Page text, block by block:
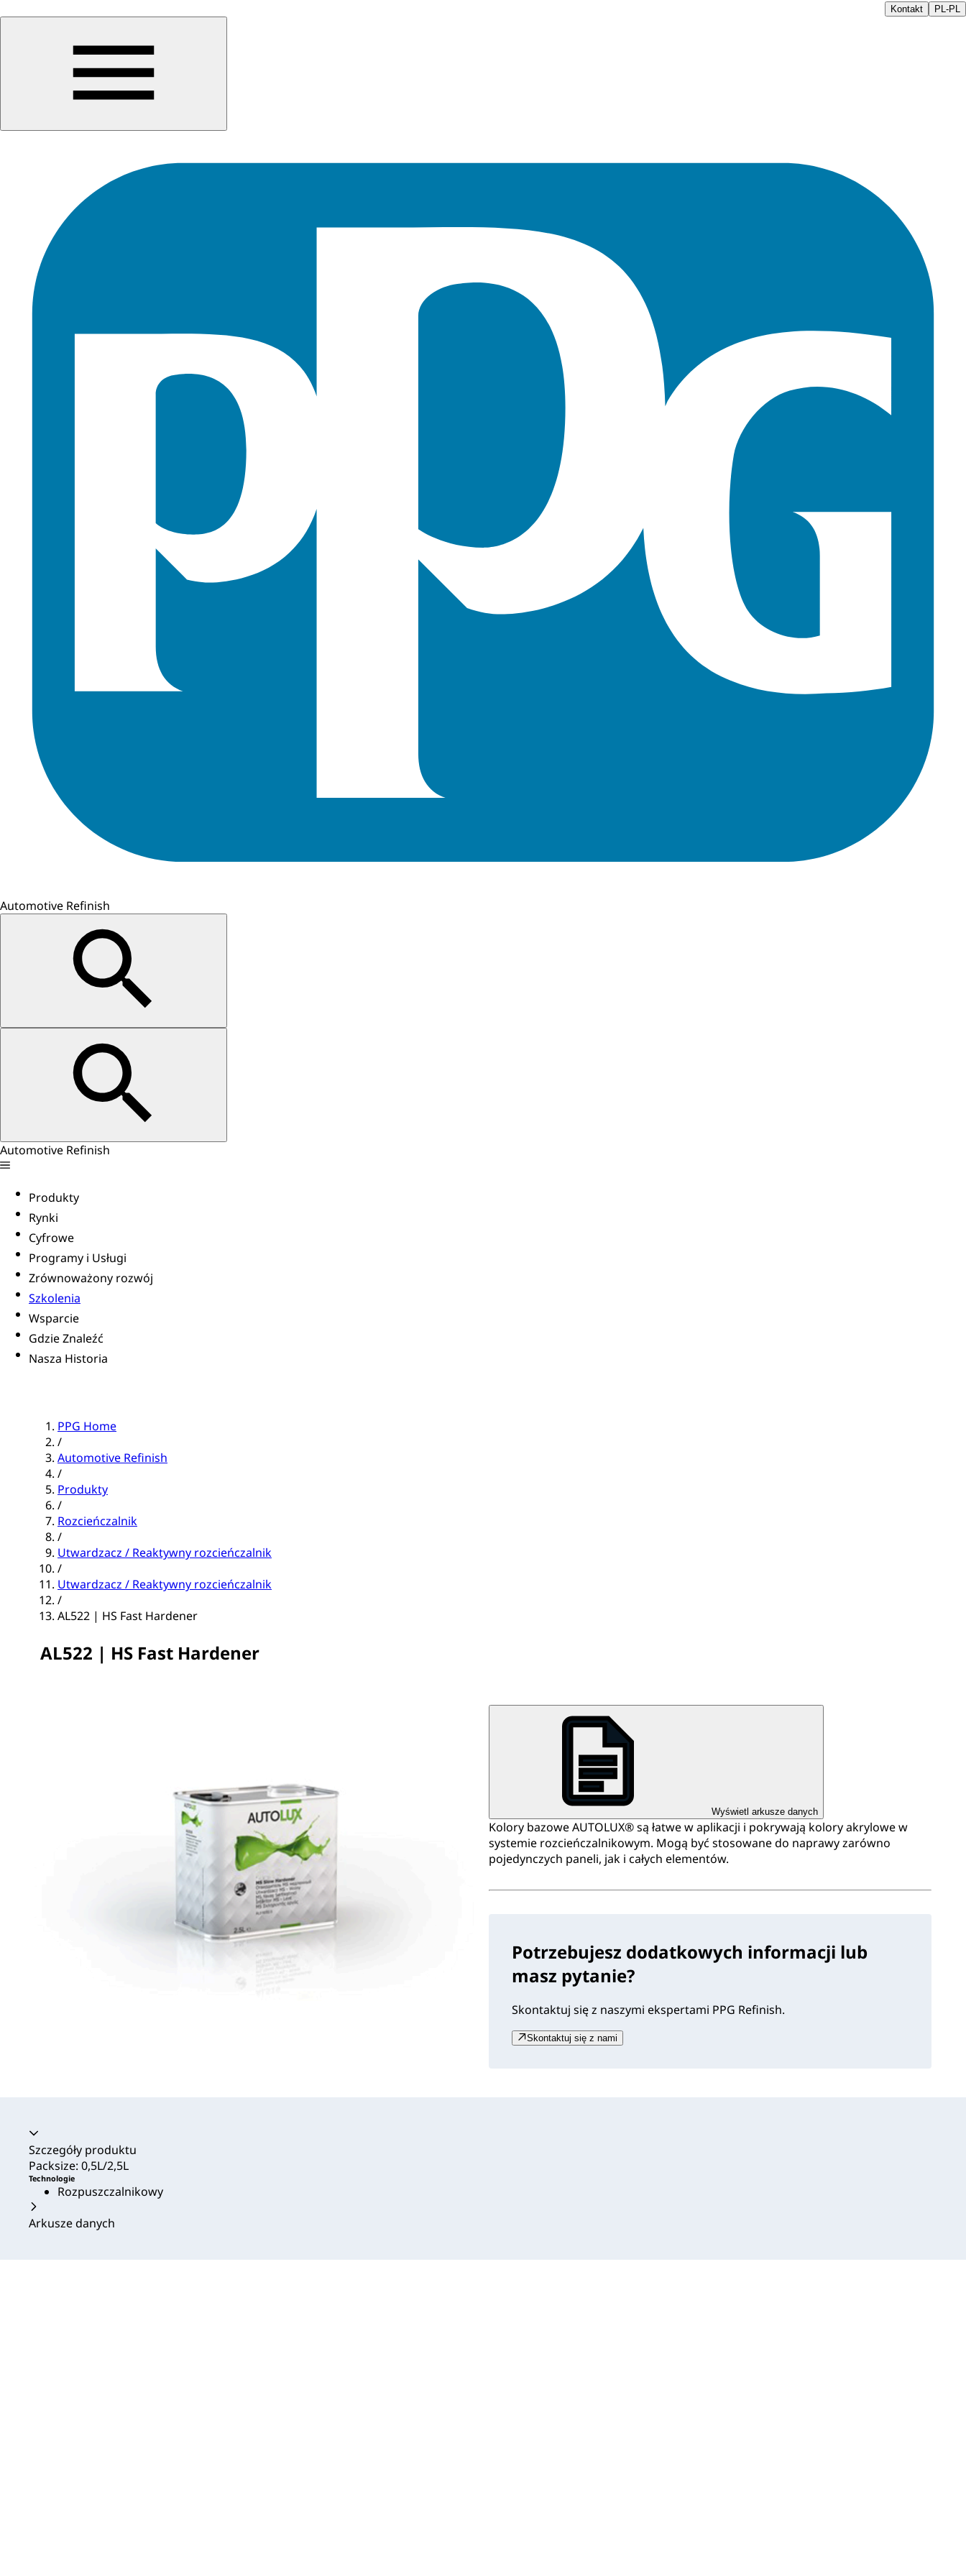
Kontakt PL-PL
Automotive Refinish
Automotive Refinish
Produkty
Rynki
Cyfrowe
Programy i Usługi
Zrównoważony rozwój
Szkolenia
Wsparcie
Gdzie Znaleźć
Nasza Historia
PPG Home
/
Automotive Refinish
/
Produkty
/
Rozcieńczalnik
/
Utwardzacz / Reaktywny rozcieńczalnik
/
Utwardzacz / Reaktywny rozcieńczalnik
/
AL522 | HS Fast Hardener
AL522 | HS Fast Hardener
Wyświetl arkusze danych
Kolory bazowe AUTOLUX® są łatwe w aplikacji i pokrywają kolory akrylowe w
systemie rozcieńczalnikowym. Mogą być stosowane do naprawy zarówno
pojedynczych paneli, jak i całych elementów.
Potrzebujesz dodatkowych informacji lub
masz pytanie?
Skontaktuj się z naszymi ekspertami PPG Refinish.
Skontaktuj się z nami
Akordeon zwinięty
Szczegóły produktu
Packsize: 0,5L/2,5L
Technologie
Rozpuszczalnikowy
Arkusze danych